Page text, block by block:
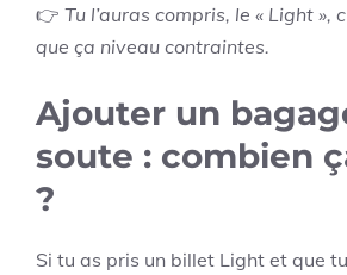
👉 Tu l’auras compris, le « Light »,
que ça niveau contraintes.
Ajouter un
soute : combien
?
Si tu as pris un billet Light et que